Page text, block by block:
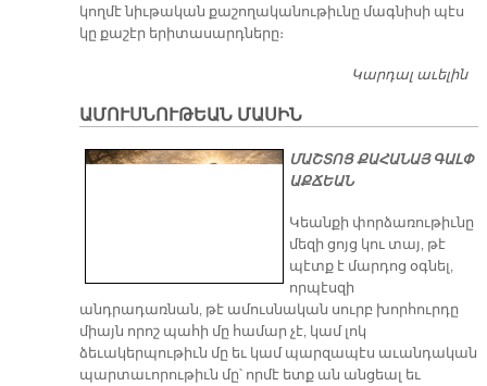
կողմէ նիւթական քաշողականութիւնը մագնիսի պէս
կը քաշէր երիտասարդները։
Կարդալ աւելին
ԱՄՈՒՍՆՈՒԹԵԱՆ ՄԱՍԻՆ
ՄԱՇՏՈՑ ՔԱՀԱՆԱՅ ԳԱԼՓ
ԱՔՃԵԱՆ
Կեանքի փորձառութիւնը
մեզի ցոյց կու տայ, թէ
պէտք է մարդոց օգնել,
որպէսզի
անդրադառնան, թէ ամուսնական սուրբ խորհուրդը
միայն որոշ պահի մը համար չէ, կամ լոկ
ձեւակերպութիւն մը եւ կամ պարզապէս աւանդական
պարտաւորութիւն մը՝ որմէ ետք ան անցեալ եւ